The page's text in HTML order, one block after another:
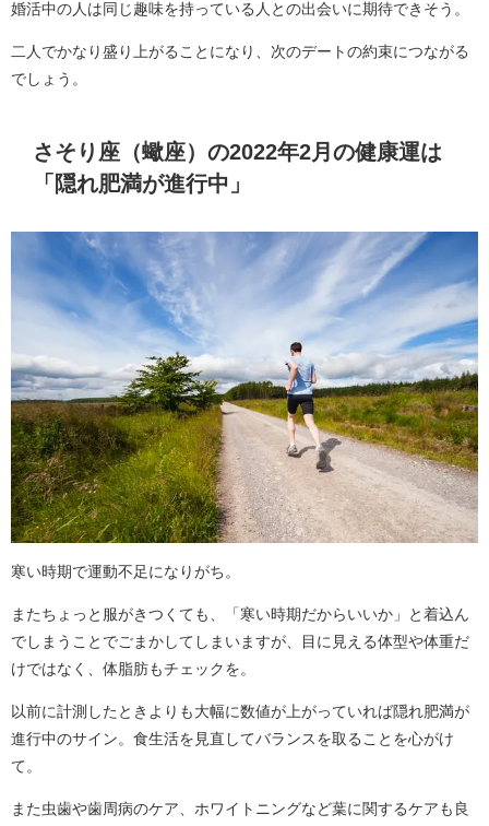
婚活中の人は同じ趣味を持っている人との出会いに期待できそう。
二人でかなり盛り上がることになり、次のデートの約束につながる
でしょう。
さそり座（蠍座）の2022年2月の健康運は
「隠れ肥満が進行中」
寒い時期で運動不足になりがち。
またちょっと服がきつくても、「寒い時期だからいいか」と着込ん
でしまうことでごまかしてしまいますが、目に見える体型や体重だ
けではなく、体脂肪もチェックを。
以前に計測したときよりも大幅に数値が上がっていれば隠れ肥満が
進行中のサイン。食生活を見直してバランスを取ることを心がけ
て。
また虫歯や歯周病のケア、ホワイトニングなど葉に関するケアも良